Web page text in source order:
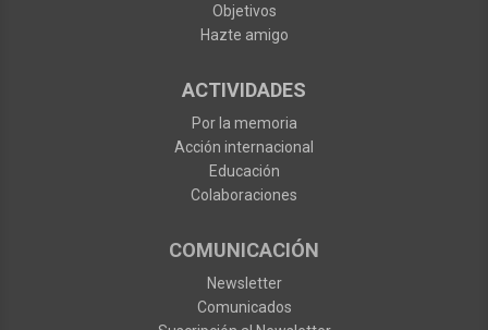
Objetivos
Hazte amigo
ACTIVIDADES
Por la memoria
Acción internacional
Educación
Colaboraciones
COMUNICACIÓN
Newsletter
Comunicados